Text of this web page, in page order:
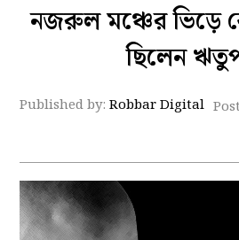
নজরুল মঞ্চের ভিড়ে
ছিলেন
Published by:Robbar Digital